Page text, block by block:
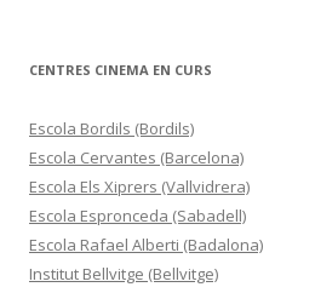
CENTRES CINEMA EN CURS
Escola Bordils (Bordils)
Escola Cervantes (Barcelona)
Escola Els Xiprers (Vallvidrera)
Escola Espronceda (Sabadell)
Escola Rafael Alberti (Badalona)
Institut Bellvitge (Bellvitge)